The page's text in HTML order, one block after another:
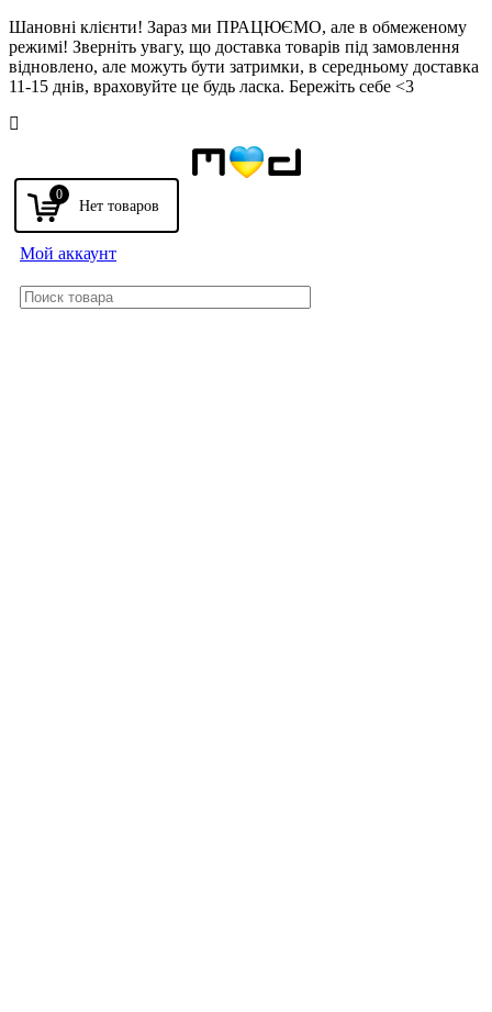
Шановні клієнти! Зараз ми ПРАЦЮЄМО, але в обмеженому
режимі! Зверніть увагу, що доставка товарів під замовлення
відновлено, але можуть бути затримки, в середньому доставка
11-15 днів, враховуйте це будь ласка. Бережіть себе <3
0
Мой аккаунт